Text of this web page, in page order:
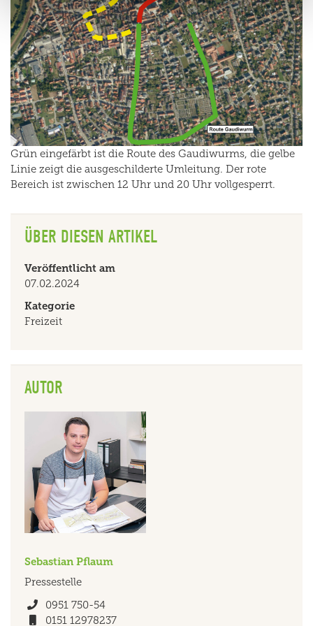
Grün eingefärbt ist die Route des Gaudiwurms, die gelbe
Linie zeigt die ausgeschilderte Umleitung. Der rote
Bereich ist zwischen 12 Uhr und 20 Uhr vollgesperrt.
ÜBER DIESEN ARTIKEL
Veröffentlicht am
07.02.2024
Kategorie
Freizeit
AUTOR
Sebastian Pflaum
Pressestelle
Telefon
0951 750-54
Mobil
0151 12978237